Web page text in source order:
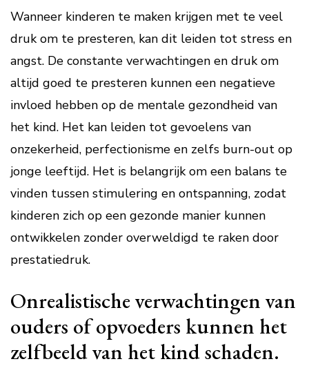
Wanneer kinderen te maken krijgen met te veel
druk om te presteren, kan dit leiden tot stress en
angst. De constante verwachtingen en druk om
altijd goed te presteren kunnen een negatieve
invloed hebben op de mentale gezondheid van
het kind. Het kan leiden tot gevoelens van
onzekerheid, perfectionisme en zelfs burn-out op
jonge leeftijd. Het is belangrijk om een balans te
vinden tussen stimulering en ontspanning, zodat
kinderen zich op een gezonde manier kunnen
ontwikkelen zonder overweldigd te raken door
prestatiedruk.
Onrealistische verwachtingen van
ouders of opvoeders kunnen het
zelfbeeld van het kind schaden.